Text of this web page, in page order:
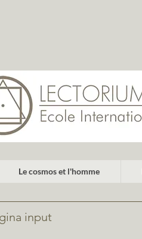
Le cosmos et l'homme
input